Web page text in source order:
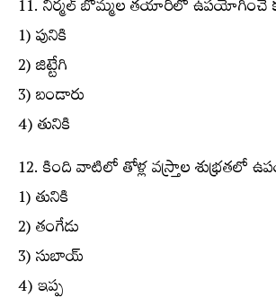
11. నిర్మల్ బొమ్మల తయారీలో ఉపయోగించే
1) పునికి
2) జిట్టేగి
3) బండారు
4) తునికి
12. కింది వాటిలో తోళ్ల వస్ర్తాల శుభ్రతలో
1) తునికి
2) తంగేడు
3) సుబాయ్
4) ఇప్ప